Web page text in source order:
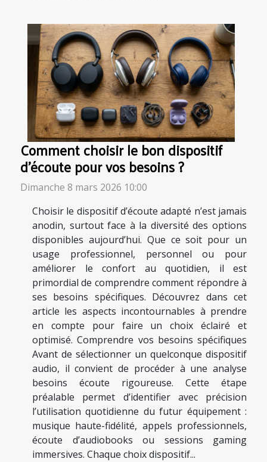
Comment choisir le bon dispositif
d'écoute pour vos besoins ?
Dimanche 8 mars 2026 10:00
Choisir le dispositif d’écoute adapté n’est jamais
anodin, surtout face à la diversité des options
disponibles aujourd’hui. Que ce soit pour un
usage professionnel, personnel ou pour
améliorer le confort au quotidien, il est
primordial de comprendre comment répondre à
ses besoins spécifiques. Découvrez dans cet
article les aspects incontournables à prendre
en compte pour faire un choix éclairé et
optimisé. Comprendre vos besoins spécifiques
Avant de sélectionner un quelconque dispositif
audio, il convient de procéder à une analyse
besoins écoute rigoureuse. Cette étape
préalable permet d’identifier avec précision
l’utilisation quotidienne du futur équipement :
musique haute-fidélité, appels professionnels,
écoute d’audiobooks ou sessions gaming
immersives. Chaque choix dispositif...